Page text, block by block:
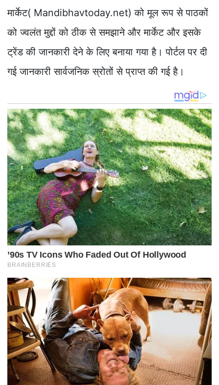
मार्केट( Mandibhavtoday.net) को मूल रूप से पाठकों
को ज्वलंत मुद्दों को ठीक से समझाने और मार्केट और इसके
ट्रेंड की जानकारी देने के लिए बनाया गया है। पोर्टल पर दी
गई जानकारी सार्वजनिक स्रोतों से प्राप्त की गई है।